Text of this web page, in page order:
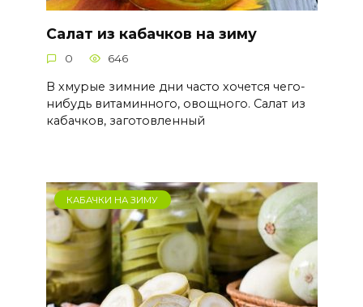
Салат из кабачков на зиму
0 646
В хмурые зимние дни часто хочется чего-
нибудь витаминного, овощного. Салат из
кабачков, заготовленный
КАБАЧКИ НА ЗИМУ